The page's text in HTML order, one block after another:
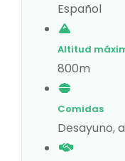
Español
Altitud
800m
Comidas
Desayuno,